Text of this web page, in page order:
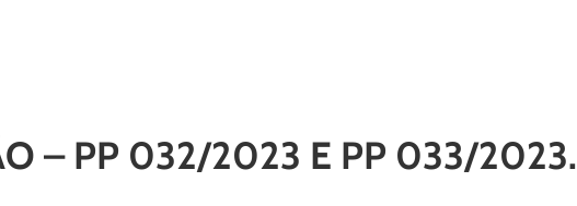
– PP 032/2023 E PP 033/2023.